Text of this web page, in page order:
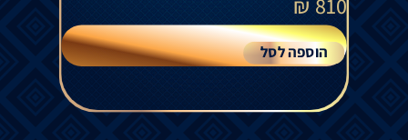
הוספה לסל